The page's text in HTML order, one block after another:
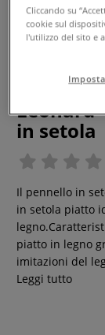
Léonard
in setola
Il pennello in
in setola piatto
piatto in legno
imitazioni del
Leggi tutto
Cliccando su
cookie sul
l'utilizzo del sito e